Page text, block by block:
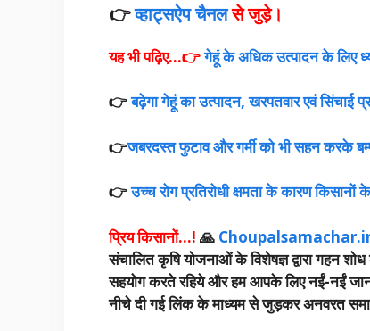
👉व्हाट्सऐप चैनलसे जुड़े।
यह भी पढ़िए…👉गेहूं के अधिक उत्पादन के लिए
👉बढ़ेगा गेहूं का उत्पादन, खरपतवार एवं
👉जबरदस्त फुटाव और गर्मी को भी सहन करके
👉उच्च रोग प्रतिरोधी क्षमता के कारण
प्रिय किसानों…! 🙏
संचालित कृषि योजनाओं के विशेषज्ञ द्वारा गहन
सहयोग करते रहिये और हम आपके लिए नईं-नईं
नीचे दी गई लिंक के माध्यम से जुड़कर अनवरत